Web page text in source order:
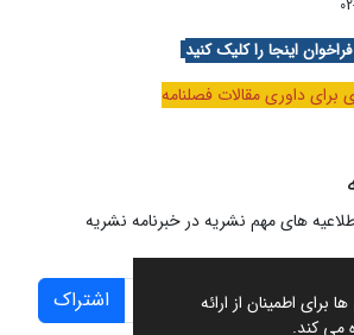
اطمینان از ارائه
می کند.
اینجا را کلیک کنید
داوری مقالات فصلنامه
های مهم نشریه در خبرنامه نشریه
اشتراک